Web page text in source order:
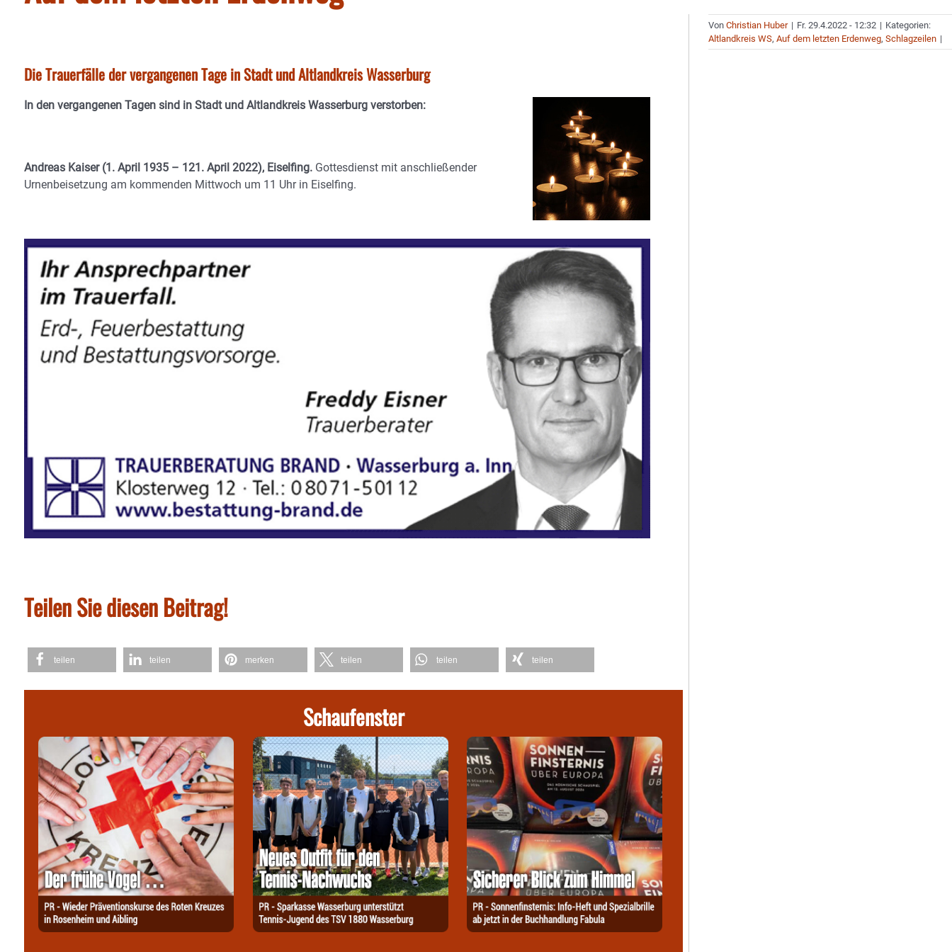
Die Trauerfälle der vergangenen Tage in Stadt und Altlandkreis Wasserburg
In den vergangenen Tagen sind in Stadt und Altlandkreis Wasserburg verstorben:
Andreas Kaiser (1. April 1935 – 121. April 2022), Eiselfing. Gottesdienst mit anschließender
Urnenbeisetzung am kommenden Mittwoch um 11 Uhr in Eiselfing.
Teilen Sie diesen Beitrag!
teilen teilen merken teilen teilen teilen
Schaufenster
VonChristian Huber | Fr. 29.4.2022 - 12:32 | Kategorien:
Altlandkreis WS,Auf dem letzten Erdenweg,Schlagzeilen |